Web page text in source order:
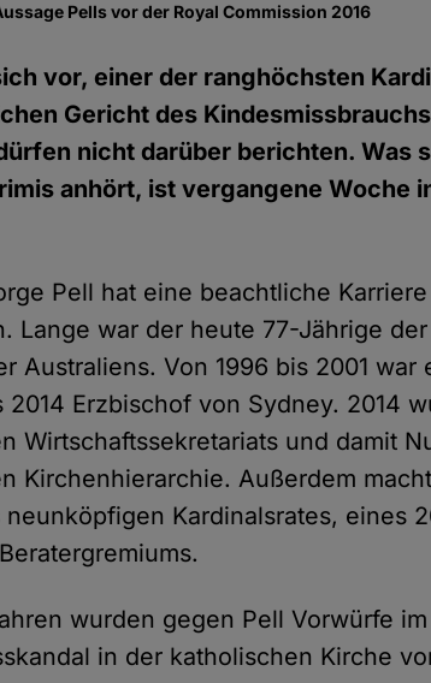
Pells vor der Royal Commission 2016
vor, einer der ranghöchsten
Gericht des
nicht darüber berichten. Was
anhört, ist vergangene Woche
Pell hat eine beachtliche
Lange war der heute 77-Jährige
Australiens. Von 1996 bis 2001
2014 Erzbischof von Sydney. 2014
Wirtschaftssekretariats und damit
Kirchenhierarchie. Außerdem
Kardinalsrates, eines
wurden gegen Pell Vorwürfe
in der katholischen Kirche